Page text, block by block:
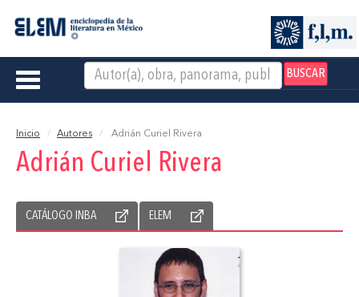
BUSCAR
Toggle
Inicio Autores Adrián Curiel Rivera
Adrián Curiel Rivera
CATÁLOGO INBA ELEM